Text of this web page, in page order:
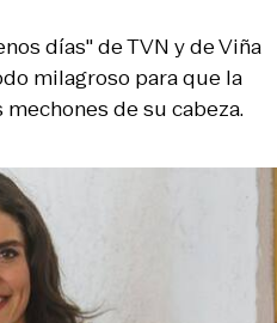
días" de TVN y de Viña
milagroso para que la
de su cabeza.